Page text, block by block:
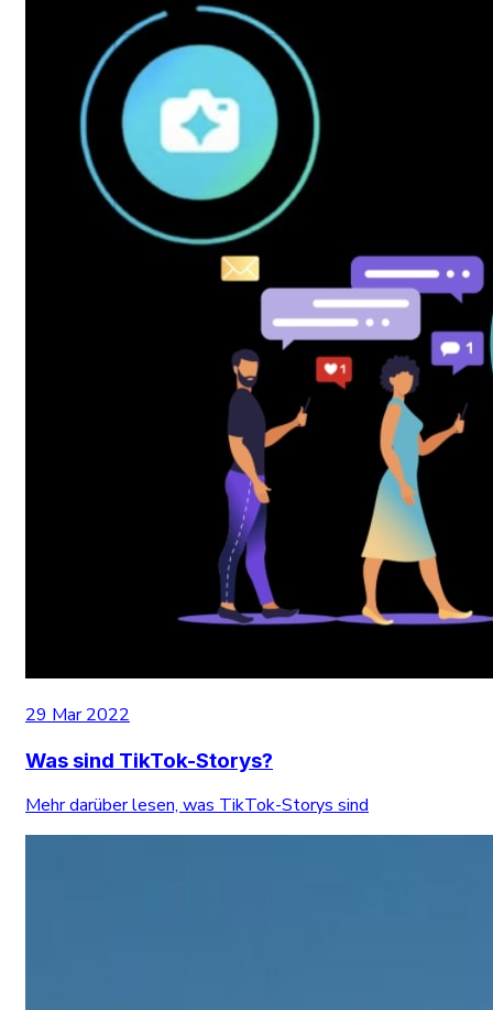
29 Mar 2022
Was sind TikTok-Storys?
Mehr darüber lesen, was TikTok-Storys sind